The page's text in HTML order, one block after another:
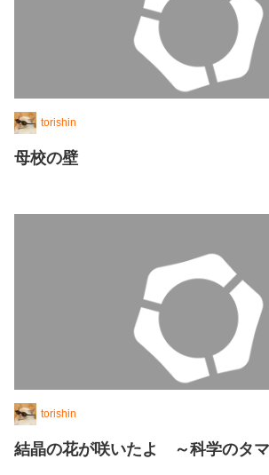
torishin
母校の壁
torishin
結晶の花が咲いたよ ～科学のタ